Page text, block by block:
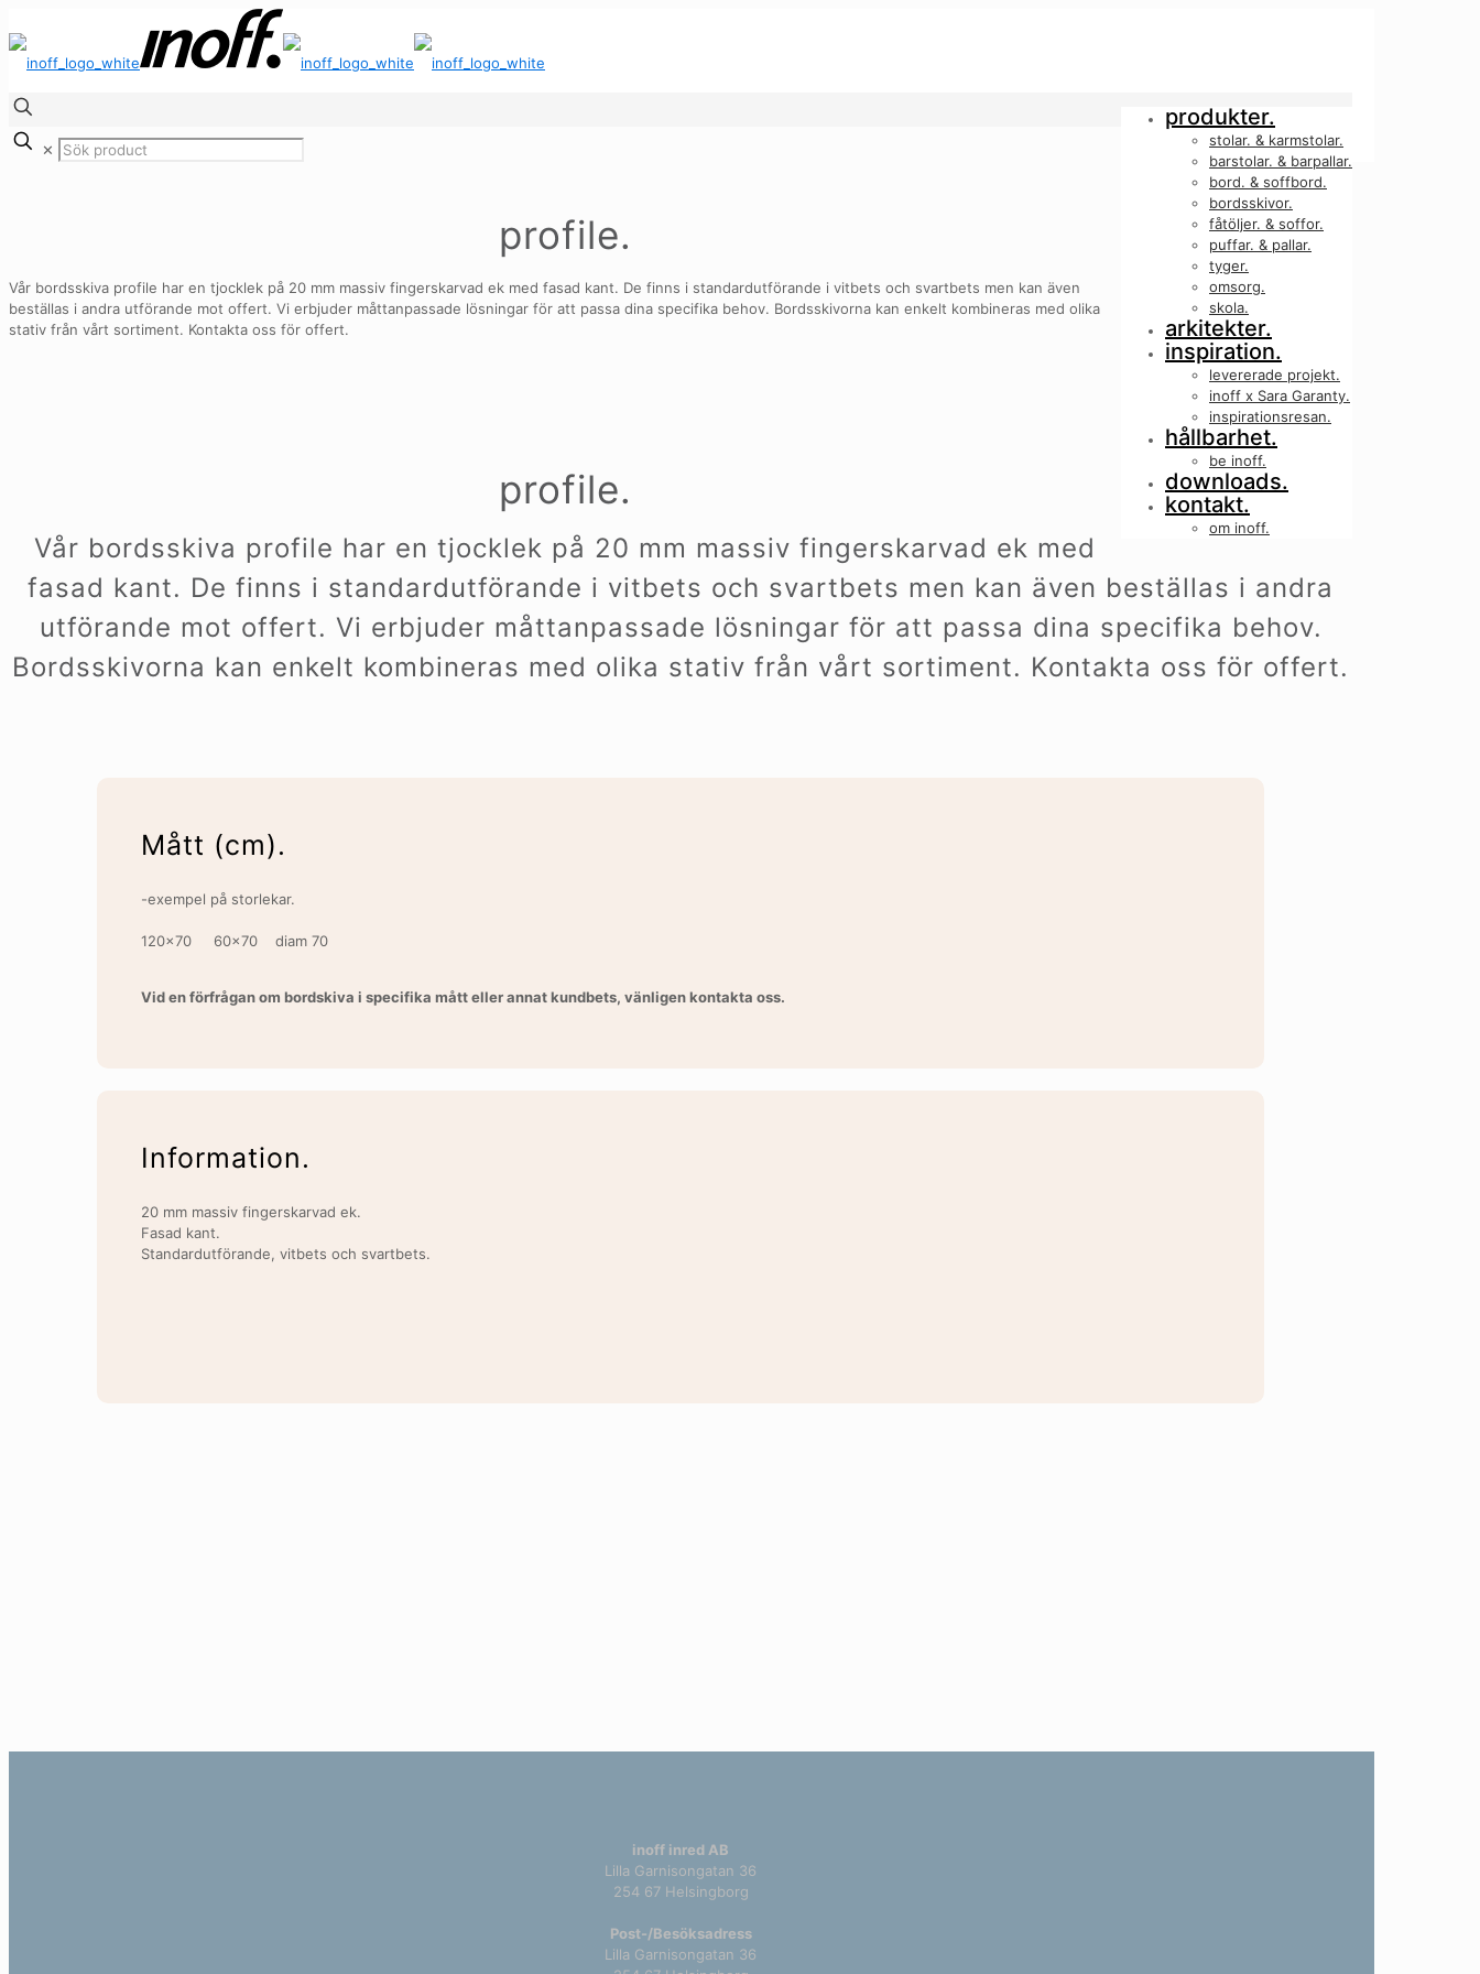
produkter.
stolar. & karmstolar.
barstolar. & barpallar.
bord. & soffbord.
bordsskivor.
fåtöljer. & soffor.
puffar. & pallar.
tyger.
omsorg.
skola.
arkitekter.
inspiration.
levererade projekt.
inoff x Sara Garanty.
inspirationsresan.
hållbarhet.
be inoff.
downloads.
kontakt.
om inoff.
✕
profile.
Vår bordsskiva profile har en tjocklek på 20 mm massiv fingerskarvad ek med fasad kant. De finns i standardutförande i vitbets och svartbets men kan även
beställas i andra utförande mot offert. Vi erbjuder måttanpassade lösningar för att passa dina specifika behov. Bordsskivorna kan enkelt kombineras med olika
stativ från vårt sortiment. Kontakta oss för offert.
profile.
Vår bordsskiva profile har en tjocklek på 20 mm massiv fingerskarvad ek med
fasad kant. De finns i standardutförande i vitbets och svartbets men kan även beställas i andra
utförande mot offert. Vi erbjuder måttanpassade lösningar för att passa dina specifika behov.
Bordsskivorna kan enkelt kombineras med olika stativ från vårt sortiment. Kontakta oss för offert.
Mått (cm).
-exempel på storlekar.
120×70 60×70 diam 70
Vid en förfrågan om bordskiva i specifika mått eller annat kundbets, vänligen kontakta oss.
Information.
20 mm massiv fingerskarvad ek.
Fasad kant.
Standardutförande, vitbets och svartbets.
inoff inred AB
Lilla Garnisongatan 36
254 67 Helsingborg
Post-/Besöksadress
Lilla Garnisongatan 36